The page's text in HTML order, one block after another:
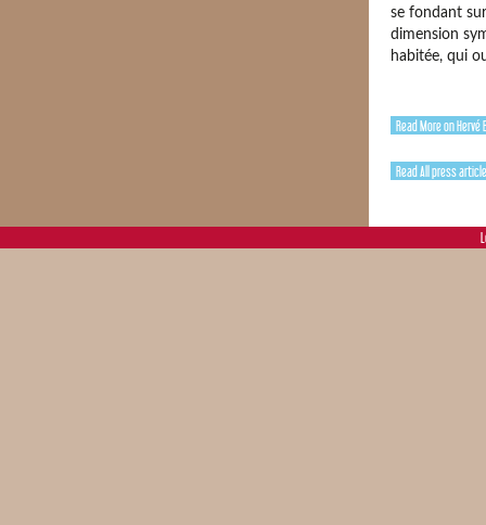
se fondant
dimension
habitée, qui
Read More on Hervé
Read All press